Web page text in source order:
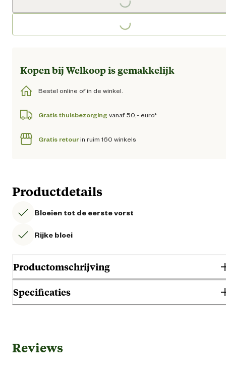
Loading...
Loading...
Kopen bij Welkoop is gemakkelijk
Bestel online of in de winkel.
Gratis thuisbezorging vanaf 50,- euro*
Gratis retourin ruim 160 winkels
Productdetails
Bloeien tot de eerste vorst
Rijke bloei
Productomschrijving
Specificaties
Begin bloeitijd
Reviews